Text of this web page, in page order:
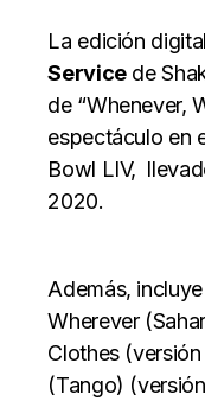
La edición
Servicede
de “Whenever,
espectáculo en
Bowl LIV,
2020.
Además,
Wherever
Clothes
(Tango)